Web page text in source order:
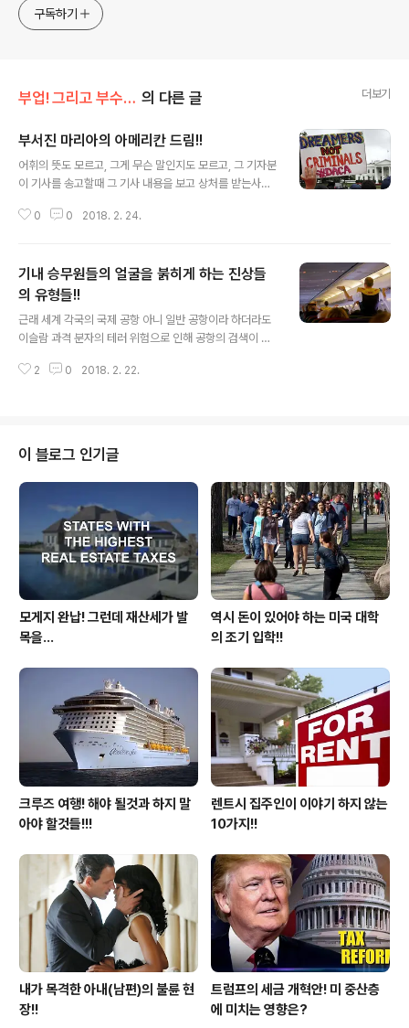
competition. Now let’s turn our eyes to the world!
You can enter
구독하기
부업! 그리고 부수입!! 의 다른 글 더보기
부서진 마리아의 아메리칸 드림!!
어휘의 뜻도 모르고, 그게 무슨 말인지도 모르고, 그 기자분
이 기사를 송고할때 그 기사 내용을 보고 상처를 받는사람
습니다. 아니면 앉아서 어디서 적당하게 각색을 했는지도
생각을 해보셨는지 의심스럽습니다. 그러나 제가 이 기사
를 쓰신 분과각을 세우려는 것은 아닙니다!! 우리 주위에는
여러가지의 상황으로 본의 아니게 신분이 불법이 되신 분
들이 많습니다. 그분들은 바로 여러분이 사시는 옆집의 아
시면 살갑게 맞이해 주시는 형제님이나 자매님이 되실수도
0 0 2018. 2. 24.
기내 승무원들의 얼굴을 붉히게 하는 진상들
의 유형들!!
근래 세계 각국의 국제 공항 아니 일반 공항이라 하더라도
이슬람 과격 분자의 테러 위험으로 인해 공항의 검색이 예
철에는 그런 검색이 더욱 더 철저해 질것으로 예상이 되는
환기 시키곤 합니다. 그렇게 탑승객에게 환기를 시켜도 항
상 한 둘씩은 엇박자로 나가는 사람들이 있어 다른 탑승객
들에게도 불편을 끼치는 경우가 많은데 더우기 이런 탑승
객들이 자신의 행동이 타인에게 불편을 끼치는 것을 인지
를 못하고 오히려 목소리를 높히는 경우가 있으면 짜증은
한층 배가가 됩니다. 그래서 오늘 소개가 되는 내용..
2 0 2018. 2. 22.
이 블로그 인기글
모게지 완납! 그런데 재산세가 발
목을...
역시 돈이 있어야 하는 미국 대학
의 조기 입학!!
크루즈 여행! 해야 될것과 하지 말
아야 할것들!!!
렌트시 집주인이 이야기 하지 않는
10가지!!
내가 목격한 아내(남편)의 불륜 현
장!!
트럼프의 세금 개혁안! 미 중산층
에 미치는 영향은?